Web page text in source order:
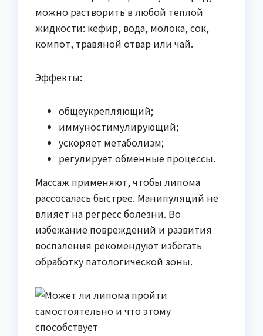
можно растворить в любой теплой
жидкости: кефир, вода, молока, сок,
компот, травяной отвар или чай.
Эффекты:
общеукрепляющий;
иммуностимулирующий;
ускоряет метаболизм;
регулирует обменные процессы.
Массаж применяют, чтобы липома
рассосалась быстрее. Манипуляций не
влияет на регресс болезни. Во
избежание повреждений и развития
воспаления рекомендуют избегать
обработку патологической зоны.